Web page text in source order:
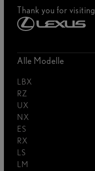
Thank you for visiting
Alle Modelle
LBX
RZ
UX
NX
ES
RX
LS
LM